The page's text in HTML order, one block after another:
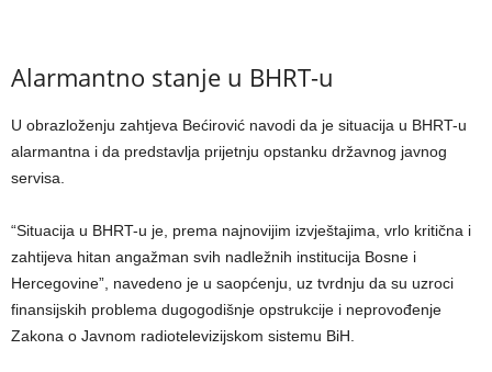
Alarmantno stanje u BHRT-u
U obrazloženju zahtjeva Bećirović navodi da je situacija u BHRT-u
alarmantna i da predstavlja prijetnju opstanku državnog javnog
servisa.
“Situacija u BHRT-u je, prema najnovijim izvještajima, vrlo kritična i
zahtijeva hitan angažman svih nadležnih institucija Bosne i
Hercegovine”, navedeno je u saopćenju, uz tvrdnju da su uzroci
finansijskih problema dugogodišnje opstrukcije i neprovođenje
Zakona o Javnom radiotelevizijskom sistemu BiH.